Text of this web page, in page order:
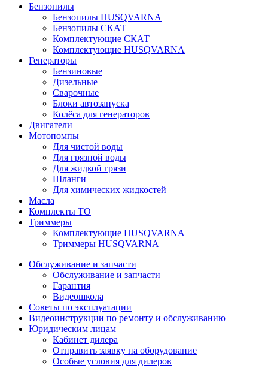
Бензопилы
Бензопилы HUSQVARNA
Бензопилы СКАТ
Комплектующие СКАТ
Комплектующие HUSQVARNA
Генераторы
Бензиновые
Дизельные
Сварочные
Блоки автозапуска
Колёса для генераторов
Двигатели
Мотопомпы
Для чистой воды
Для грязной воды
Для жидкой грязи
Шланги
Для химических жидкостей
Масла
Комплекты ТО
Триммеры
Комплектующие HUSQVARNA
Триммеры HUSQVARNA
Обслуживание и запчасти
Обслуживание и запчасти
Гарантия
Видеошкола
Советы по эксплуатации
Видеоинструкции по ремонту и обслуживанию
Юридическим лицам
Кабинет дилера
Отправить заявку на оборудование
Особые условия для дилеров